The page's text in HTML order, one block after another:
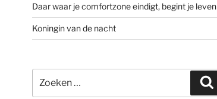
Daar waar je comfortzone eindigt, begint je leven
Koningin van de nacht
naar: